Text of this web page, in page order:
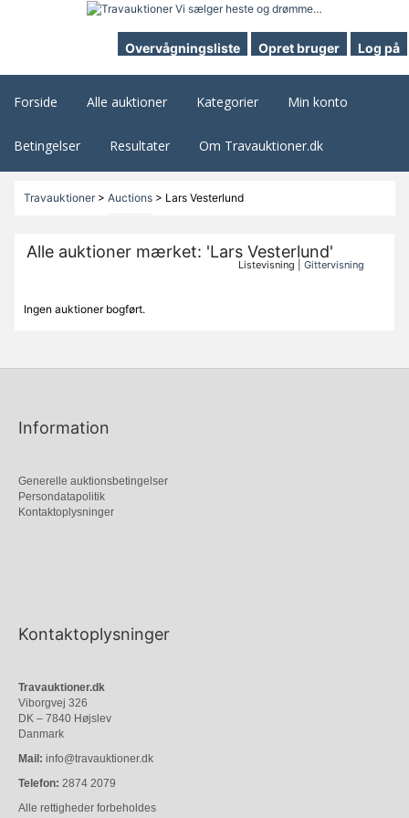
Overvågningsliste Opret bruger Log på
Forside Alle auktioner Kategorier Min konto
Betingelser Resultater Om Travauktioner.dk
Travauktioner> Auctions> Lars Vesterlund
Alle auktioner mærket: 'Lars Vesterlund'
Listevisning |Gittervisning
Ingen auktioner bogført.
Information
Generelle auktionsbetingelser
Persondatapolitik
Kontaktoplysninger
Kontaktoplysninger
Travauktioner.dk
Viborgvej 326
DK – 7840 Højslev
Danmark
Mail: info@travauktioner.dk
Telefon: 2874 2079
Alle rettigheder forbeholdes